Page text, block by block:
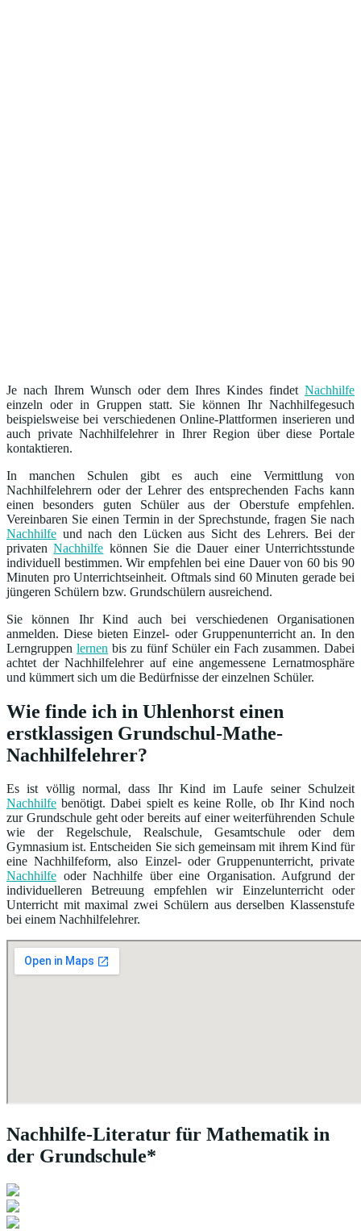
Je nach Ihrem Wunsch oder dem Ihres Kindes findet Nachhilfe
einzeln oder in Gruppen statt. Sie können Ihr Nachhilfegesuch
beispielsweise bei verschiedenen Online-Plattformen inserieren und
auch private Nachhilfelehrer in Ihrer Region über diese Portale
kontaktieren.
In manchen Schulen gibt es auch eine Vermittlung von
Nachhilfelehrern oder der Lehrer des entsprechenden Fachs kann
einen besonders guten Schüler aus der Oberstufe empfehlen.
Vereinbaren Sie einen Termin in der Sprechstunde, fragen Sie nach
Nachhilfe und nach den Lücken aus Sicht des Lehrers. Bei der
privatenNachhilfe können Sie die Dauer einer Unterrichtsstunde
individuell bestimmen. Wir empfehlen bei eine Dauer von 60 bis 90
Minuten pro Unterrichtseinheit. Oftmals sind 60 Minuten gerade bei
jüngeren Schülern bzw. Grundschülern ausreichend.
Sie können Ihr Kind auch bei verschiedenen Organisationen
anmelden. Diese bieten Einzel- oder Gruppenunterricht an. In den
Lerngruppen lernen bis zu fünf Schüler ein Fach zusammen. Dabei
achtet der Nachhilfelehrer auf eine angemessene Lernatmosphäre
und kümmert sich um die Bedürfnisse der einzelnen Schüler.
Wie finde ich in Uhlenhorst einen
erstklassigen Grundschul-Mathe-
Nachhilfelehrer?
Es ist völlig normal, dass Ihr Kind im Laufe seiner Schulzeit
Nachhilfe benötigt. Dabei spielt es keine Rolle, ob Ihr Kind noch
zur Grundschule geht oder bereits auf einer weiterführenden Schule
wie der Regelschule, Realschule, Gesamtschule oder dem
Gymnasium ist. Entscheiden Sie sich gemeinsam mit ihrem Kind für
eine Nachhilfeform, also Einzel- oder Gruppenunterricht, private
Nachhilfe oder Nachhilfe über eine Organisation. Aufgrund der
individuelleren Betreuung empfehlen wir Einzelunterricht oder
Unterricht mit maximal zwei Schülern aus derselben Klassenstufe
bei einem Nachhilfelehrer.
Nachhilfe-Literatur für Mathematik in
der Grundschule*